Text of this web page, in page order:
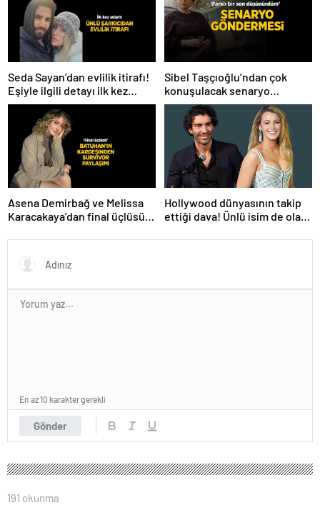
Seda Sayan’dan evlilik itirafı!
Eşiyle ilgili detayı ilk kez
anlattı
Sibel Taşçıoğlu’ndan çok
konuşulacak senaryo
göndermesi! ‘Farklı bir son
düşünürdüm’
Asena Demirbağ ve Melissa
Karacakaya’dan final üçlüsü
Hollywood dünyasının takip
ettiği dava! Ünlü isim de olaya
Gönder
En az 10 karakter gerekli
191 okunma